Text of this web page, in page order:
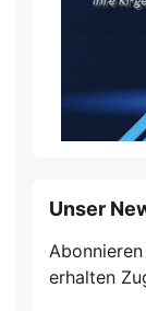
Unser
erhalten